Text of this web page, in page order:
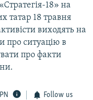
18» на
татар 18 травня
виходять на
про ситуацію в
про факти
Follow us